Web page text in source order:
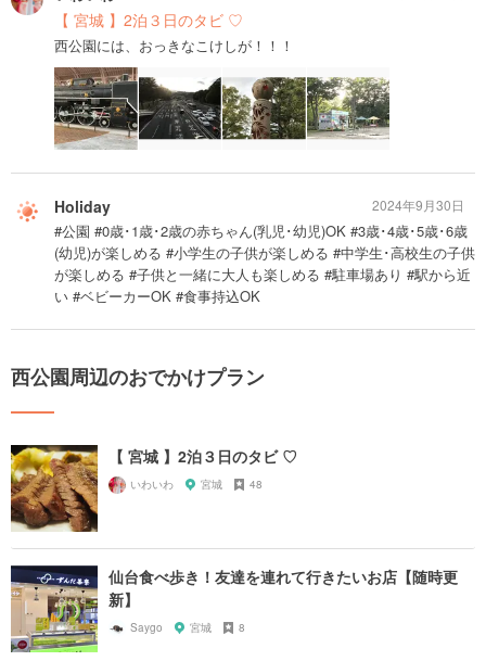
【 宮城 】2泊３日のタビ ♡
西公園には、おっきなこけしが！！！
Holiday
#公園 #0歳･1歳･2歳の赤ちゃん(乳児･幼児)OK #3歳･4歳･5歳･6歳
(幼児)が楽しめる #小学生の子供が楽しめる #中学生･高校生の子供
が楽しめる #子供と一緒に大人も楽しめる #駐車場あり #駅から近
い #ベビーカーOK #食事持込OK
2024年9月30日
西公園周辺のおでかけプラン
【 宮城 】2泊３日のタビ ♡
いわいわ 宮城 48
仙台食べ歩き！友達を連れて行きたいお店【随時更
新】
Saygo 宮城 8